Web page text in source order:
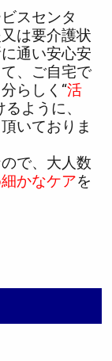
スセンタ
は要介護状
通い安心安
、ご自宅で
らしく“活
ように、
いておりま
で、大人数
かなケアを